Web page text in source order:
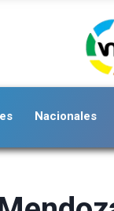
Nacionales